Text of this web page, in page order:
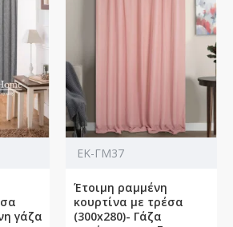
γάζα
ΕΚ-ΓΜ37
Έτοιμη ραμμένη
κουρτίνα με τρέσα
(300x280)- Γάζα